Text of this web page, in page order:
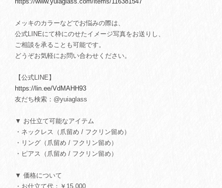
メッキのカラーなどでお悩みの際は、
公式LINEにて枠にのせたイメージ写真をお送りし、
ご相談を承ることも可能です。
どうぞお気軽にお問い合わせください。
【公式LINE】
https://lin.ee/VdMAHH93
友だち検索：@yuiaglass
▼ お仕立て可能なアイテム
・ネックレス（爪留め / フクリン留め）
・リング（爪留め / フクリン留め）
・ピアス（爪留め / フクリン留め）
▼ 価格について
・お仕立て代：￥15,000